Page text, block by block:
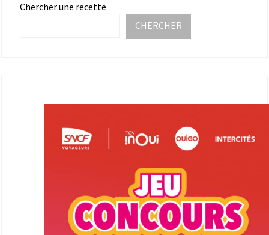
Chercher une recette
CHERCHER